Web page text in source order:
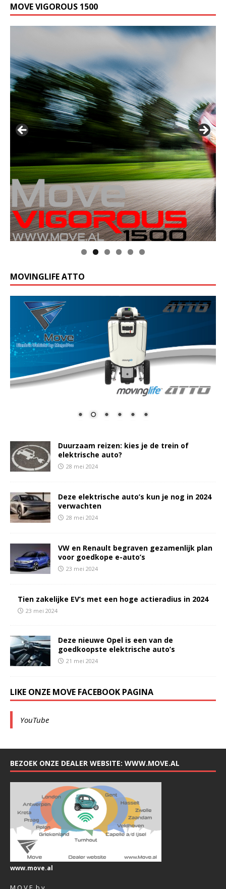
MOVE VIGOROUS 1500
MOVINGLIFE ATTO
Duurzaam reizen: kies je de trein of
elektrische auto?
28 mei 2024
Deze elektrische auto’s kun je nog in 2024
verwachten
28 mei 2024
VW en Renault begraven gezamenlijk plan
voor goedkope e-auto’s
23 mei 2024
Tien zakelijke EV’s met een hoge actieradius in 2024
23 mei 2024
Deze nieuwe Opel is een van de
goedkoopste elektrische auto’s
21 mei 2024
LIKE ONZE MOVE FACEBOOK PAGINA
YouTube
BEZOEK ONZE DEALER WEBSITE: WWW.MOVE.AL
www.move.al